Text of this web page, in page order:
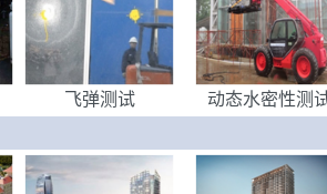
飞弹测试
动态水密性测